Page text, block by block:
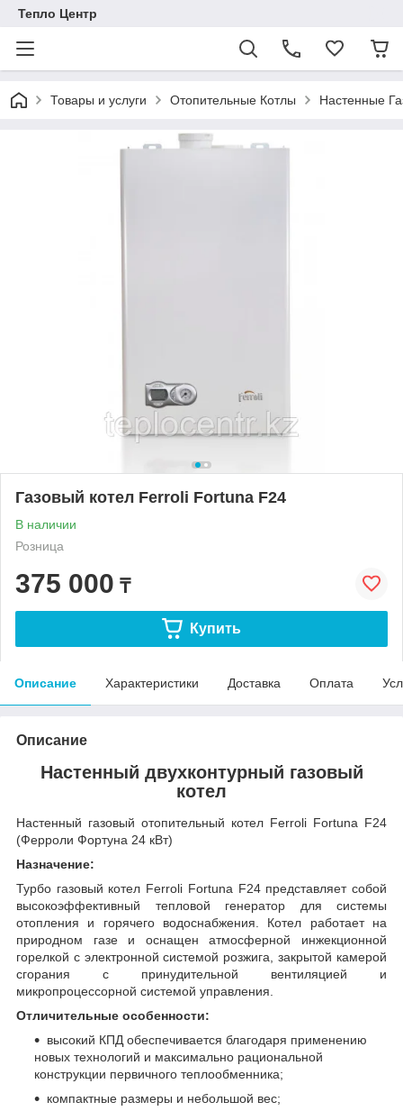
Тепло Центр
Товары и услуги Отопительные Котлы Настенные
Газовый котел Ferroli Fortuna F24
В наличии
Розница
375 000 ₸
Купить
Описание Характеристики Доставка Оплата
Описание
Настенный двухконтурный газовый
котел
Настенный газовый отопительный котел Ferroli Fortuna F24
(Ферроли Фортуна 24 кВт)
Назначение:
Турбо газовый котел Ferroli Fortuna F24 представляет собой
высокоэффективный тепловой генератор для системы
отопления и горячего водоснабжения. Котел работает на
природном газе и оснащен атмосферной инжекционной
горелкой с электронной системой розжига, закрытой камерой
сгорания с принудительной вентиляцией и
микропроцессорной системой управления.
Отличительные особенности:
высокий КПД обеспечивается благодаря применению
новых технологий и максимально рациональной
конструкции первичного теплообменника;
компактные размеры и небольшой вес;